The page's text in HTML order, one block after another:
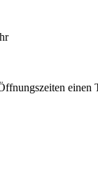
einen